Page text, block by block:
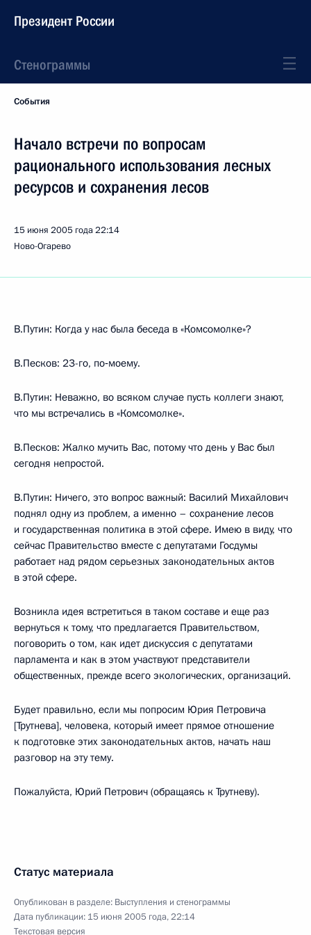
Президент России
Стенограммы
События
Начало встречи по вопросам
рационального использования лесных
ресурсов и сохранения лесов
15 июня 2005 года22:14
Ново-Огарево
В.Путин: Когда у нас была беседа в «Комсомолке»?
В.Песков: 23-го, по‑моему.
В.Путин: Неважно, во всяком случае пусть коллеги знают,
что мы встречались в «Комсомолке».
В.Песков: Жалко мучить Вас, потому что день у Вас был
сегодня непростой.
В.Путин: Ничего, это вопрос важный: Василий Михайлович
поднял одну из проблем, а именно – сохранение лесов
и государственная политика в этой сфере. Имею в виду, что
сейчас Правительство вместе с депутатами Госдумы
работает над рядом серьезных законодательных актов
в этой сфере.
Возникла идея встретиться в таком составе и еще раз
вернуться к тому, что предлагается Правительством,
поговорить о том, как идет дискуссия с депутатами
парламента и как в этом участвуют представители
общественных, прежде всего экологических, организаций.
Будет правильно, если мы попросим Юрия Петровича
[Трутнева], человека, который имеет прямое отношение
к подготовке этих законодательных актов, начать наш
разговор на эту тему.
Пожалуйста, Юрий Петрович (обращаясь к Трутневу).
Статус материала
Опубликован в разделе: Выступления и стенограммы
Дата публикации: 15 июня 2005 года, 22:14
Текстовая версия